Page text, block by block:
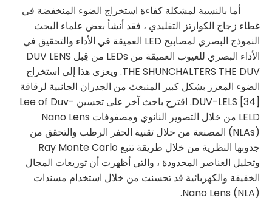
أما بالنسبة لمشكلة كفاءة استخراج الضوء المنخفضة في
غطاء زجاج الكوارتز التقليدي ، فقد أنشأ بعض علماء البحث
النموذج البصري لمصابيح LED العميقة في الأداء والتحقيق في
الأداء البصري للعيوب العميقة من LEDs من قِبل DUV LENS
THE SHUNCHALTERS THE DUV. ويعزى هذا إلى استخراج
الضوء المعزز بشكل كبير المنبعث من الجدران الجانبية لرقاقة
DUV-LELS [34]. اقترح باحث آخر على تحسين Lee of Duv-
LELD من خلال التصوير النانوي ومصفوفات Nano Lens
(NLAs) المصنعة من خلال تقنية الحفر الرطب والتحقق من
جدوىها النظرية من خلال طريقة تتبع Ray Monte Carlo
وتحليل العناصر المحدودة ، والتي أظهرت أن توزيعات المجال
الخفيفة والكهربائية قد تحسنت من خلال استخدام مسندات
Nano Lens (NLA).